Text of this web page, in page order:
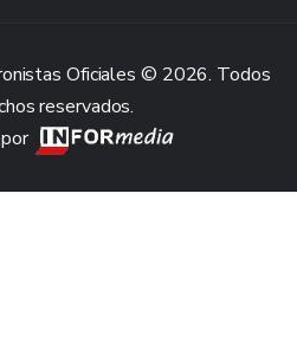
Oficiales © 2026. Todos
reservados.